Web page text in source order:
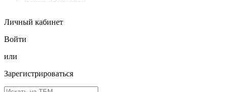
Личный кабинет
Войти
или
Зарегистрироваться